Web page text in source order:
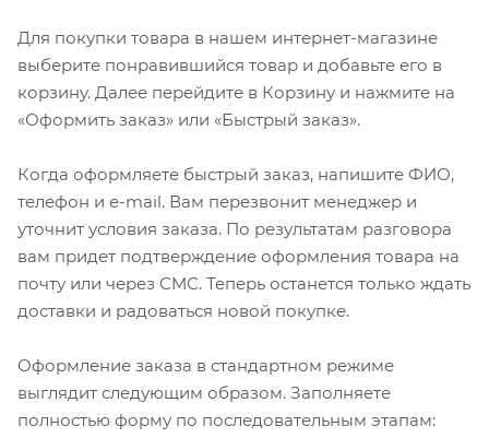
Для покупки товара в нашем интернет-магазине
выберите понравившийся товар и добавьте его в
корзину. Далее перейдите в Корзину и нажмите на
«Оформить заказ» или «Быстрый заказ».
Когда оформляете быстрый заказ, напишите ФИО,
телефон и e-mail. Вам перезвонит менеджер и
уточнит условия заказа. По результатам разговора
вам придет подтверждение оформления товара на
почту или через СМС. Теперь останется только ждать
доставки и радоваться новой покупке.
Оформление заказа в стандартном режиме
выглядит следующим образом. Заполняете
полностью форму по последовательным этапам: